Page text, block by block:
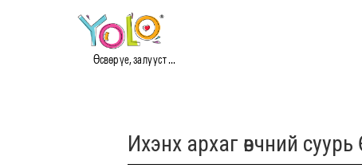
Өсвөр үе, залууст ...
Ихэнх архаг өвчний